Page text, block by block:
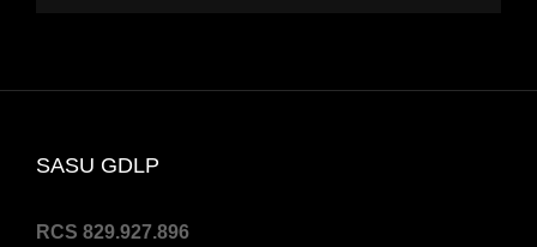
SASU GDLP
RCS 829.927.896